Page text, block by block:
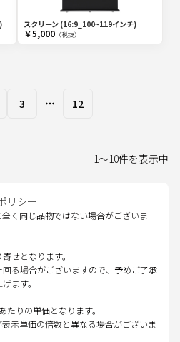
スクリーン (16:9_100~119インチ)
￥5,000（税抜）
3 More pages
12
1～10件を表示中
リシー
く同じ品物ではない場合がございま
せとなります。
る場合がございますので、予めご了承
ます。
りの単価となります。
示単価の倍数と異なる場合がございま